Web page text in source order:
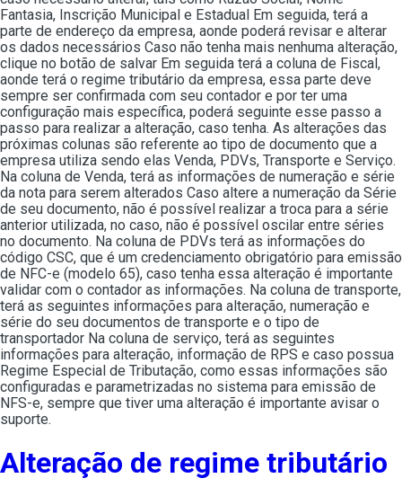
Fantasia, Inscrição Municipal e Estadual Em seguida, terá a
parte de endereço da empresa, aonde poderá revisar e alterar
os dados necessários Caso não tenha mais nenhuma alteração,
clique no botão de salvar Em seguida terá a coluna de Fiscal,
aonde terá o regime tributário da empresa, essa parte deve
sempre ser confirmada com seu contador e por ter uma
configuração mais específica, poderá seguinte esse passo a
passo para realizar a alteração, caso tenha. As alterações das
próximas colunas são referente ao tipo de documento que a
empresa utiliza sendo elas Venda, PDVs, Transporte e Serviço.
Na coluna de Venda, terá as informações de numeração e série
da nota para serem alterados Caso altere a numeração da Série
de seu documento, não é possível realizar a troca para a série
anterior utilizada, no caso, não é possível oscilar entre séries
no documento. Na coluna de PDVs terá as informações do
código CSC, que é um credenciamento obrigatório para emissão
de NFC-e (modelo 65), caso tenha essa alteração é importante
validar com o contador as informações. Na coluna de transporte,
terá as seguintes informações para alteração, numeração e
série do seu documentos de transporte e o tipo de
transportador Na coluna de serviço, terá as seguintes
informações para alteração, informação de RPS e caso possua
Regime Especial de Tributação, como essas informações são
configuradas e parametrizadas no sistema para emissão de
NFS-e, sempre que tiver uma alteração é importante avisar o
suporte.
Alteração de regime tributário